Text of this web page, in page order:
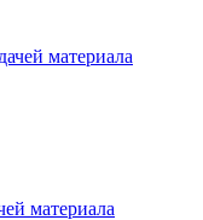
материала
материала